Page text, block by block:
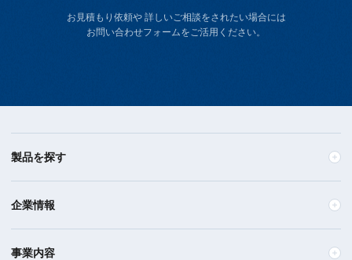
お見積もり依頼や 詳しいご相談をされたい場合には
お問い合わせフォームをご活用ください。
製品を探す
企業情報
事業内容